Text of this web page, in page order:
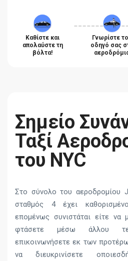
Καθίστε και
απολαύστε τη
βόλτα!
Γνωρίστε
οδηγό σας
Σημείο
Ταξί
του NYC
Στο σύνολο του αεροδρομίου
σταθμός 4 έχει
επομένως συνιστάται είτε να
φτάσετε μέσω άλλου
επικοινωνήσετε εκ των
να διευκρινίσετε